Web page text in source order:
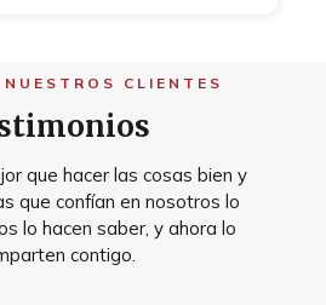
CLIENTES
que hacer las cosas bien y
que confían en nosotros lo
lo hacen saber, y ahora lo
contigo.